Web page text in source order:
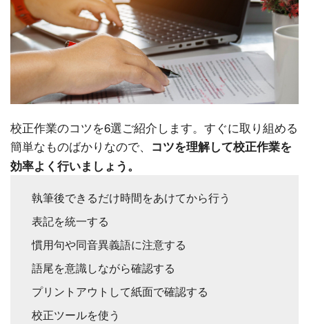
校正作業のコツを6選ご紹介します。すぐに取り組める
簡単なものばかりなので、
コツを理解して校正作業を
効率よく行いましょう。
執筆後できるだけ時間をあけてから行う
表記を統一する
慣用句や同音異義語に注意する
語尾を意識しながら確認する
プリントアウトして紙面で確認する
校正ツールを使う